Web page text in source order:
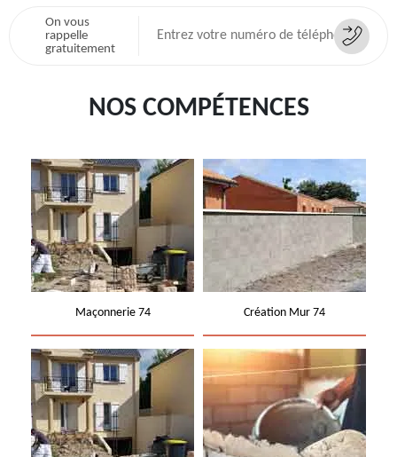
On vous
rappelle
gratuitement
NOS COMPÉTENCES
Maçonnerie 74 Création Mur 74